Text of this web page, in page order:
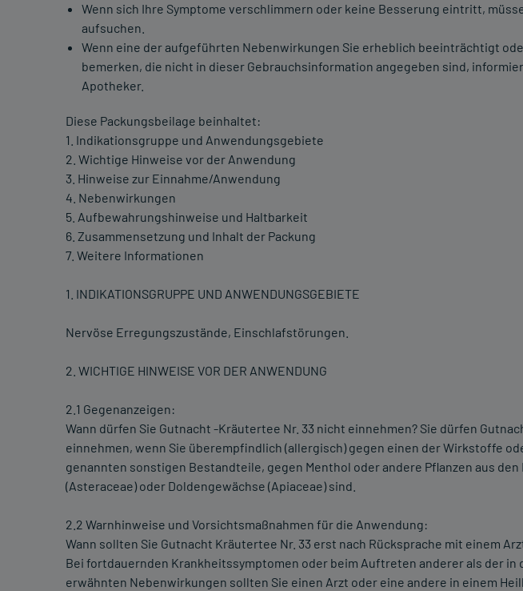
Wenn sich Ihre Symptome verschlimmern oder keine Besserung eintritt,
aufsuchen.
Wenn eine der aufgeführten Nebenwirkungen Sie erheblich beeinträchtigt
bemerken, die nicht in dieser Gebrauchsinformation angegeben sind,
Apotheker.
Diese Packungsbeilage beinhaltet:
1. Indikationsgruppe und Anwendungsgebiete
2. Wichtige Hinweise vor der Anwendung
3. Hinweise zur Einnahme/Anwendung
4. Nebenwirkungen
5. Aufbewahrungshinweise und Haltbarkeit
6. Zusammensetzung und Inhalt der Packung
7. Weitere Informationen
1. INDIKATIONSGRUPPE UND ANWENDUNGSGEBIETE
Nervöse Erregungszustände, Einschlafstörungen.
2. WICHTIGE HINWEISE VOR DER ANWENDUNG
2.1 Gegenanzeigen:
Wann dürfen Sie Gutnacht -Kräutertee Nr. 33 nicht einnehmen? Sie dürfen
einnehmen, wenn Sie überempfindlich (allergisch) gegen einen der Wirkstoffe
genannten sonstigen Bestandteile, gegen Menthol oder andere Pflanzen aus
(Asteraceae) oder Doldengewächse (Apiaceae) sind.
2.2 Warnhinweise und Vorsichtsmaßnahmen für die Anwendung:
Wann sollten Sie Gutnacht Kräutertee Nr. 33 erst nach Rücksprache mit einem
Bei fortdauernden Krankheitssymptomen oder beim Auftreten anderer als der in
erwähnten Nebenwirkungen sollten Sie einen Arzt oder eine andere in einem